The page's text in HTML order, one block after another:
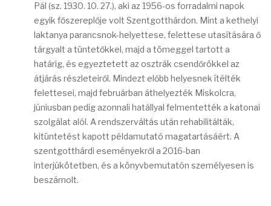
Pál (sz. 1930. 10. 27.), aki az 1956-os forradalmi napok
egyik főszereplője volt Szentgotthárdon. Mint a kethelyi
laktanya parancsnok-helyettese, felettese utasítására ő
tárgyalt a tüntetőkkel, majd a tömeggel tartott a
határig, és egyeztetett az osztrák csendőrökkel az
átjárás részleteiről. Mindezt előbb helyesnek ítélték
felettesei, majd februárban áthelyezték Miskolcra,
júniusban pedig azonnali hatállyal felmentették a katonai
szolgálat alól. A rendszerváltás után rehabilitálták,
kitüntetést kapott példamutató magatartásáért. A
szentgotthárdi eseményekről a 2016-ban
interjúkötetben, és a könyvbemutatón személyesen is
beszámolt.